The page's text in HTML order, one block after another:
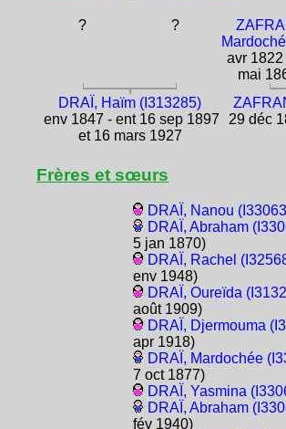
? ?
avr 1822
mai
DRAÏ, Haïm (I313285)
env 1847 - ent 16 sep 1897
et 16 mars 1927
29 déc
Frères et sœurs
DRAÏ, Nanou
DRAÏ, Abraham
5 jan 1870)
DRAÏ, Rachel
env 1948)
DRAÏ, Oureïda
août 1909)
DRAÏ, Djermouma
apr 1918)
DRAÏ, Mardochée
7 oct 1877)
DRAÏ, Yasmina
DRAÏ, Abraham
fév 1940)